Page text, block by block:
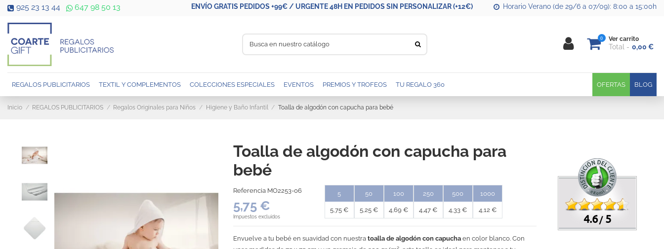
925 23 13 44 647 98 50 13 ENVÍO GRATIS PEDIDOS +99€ / URGENTE 48H EN PEDIDOS SIN PERSONALIZAR (+12€) Horario Verano (de 29/6 a 07/09): 8:00 a 15:00h
0 Ver carrito
Total 0,00 €
REGALOS PUBLICITARIOS TEXTIL Y COMPLEMENTOS COLECCIONES ESPECIALES EVENTOS PREMIOS Y TROFEOS BLOG
TU REGALO 360 OFERTAS
Inicio REGALOS PUBLICITARIOS Regalos Originales para Niños Higiene y Baño Infantil Toalla de algodón con capucha para bebé
Toalla de algodón con capucha para
bebé
Referencia MO2253-06
5,75 €
Impuestos excluidos
5
5,75 €
50
5,25 €
100
4,69 €
250
4,47 €
500
4,33 €
1000
4,12 €
Envuelve a tu bebé en suavidad con nuestratoalla de algodón con capucha en color blanco. Con
4.6 /5